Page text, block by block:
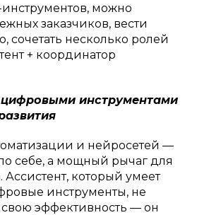
можно
заказчиков, вести
сочетать несколько ролей
+ координатор
инструментами
и нейросетей —
себе, а мощный рычаг для
Ассистент, который умеет
инструменты, не
эффективность — он